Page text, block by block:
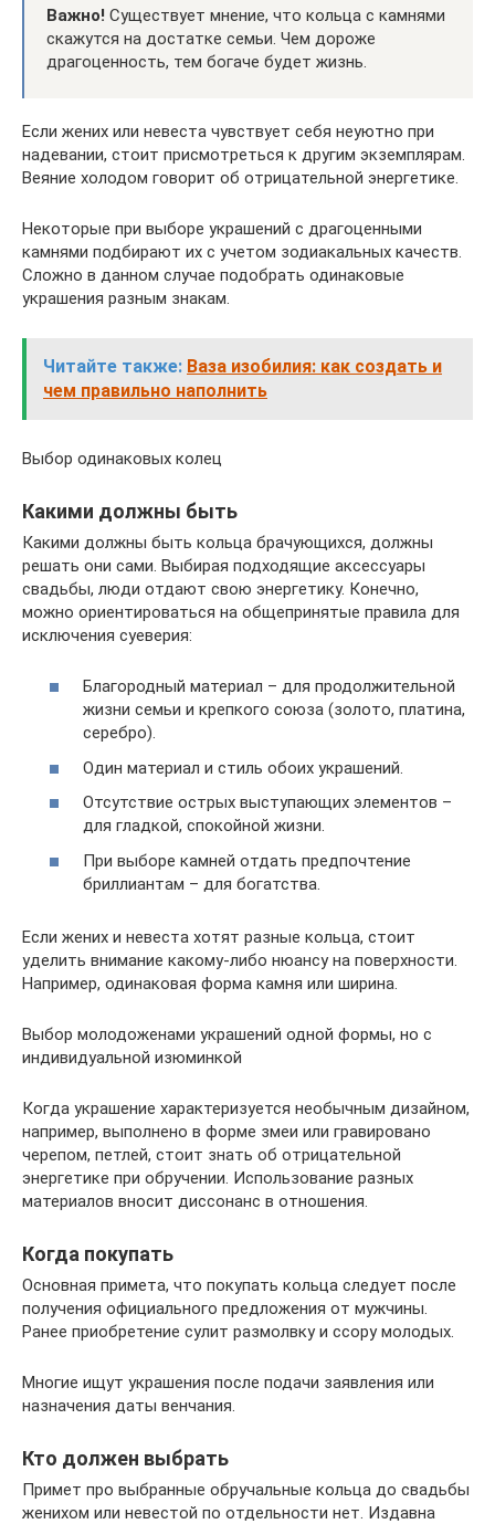
Важно! Существует мнение, что кольца с камнями
скажутся на достатке семьи. Чем дороже
драгоценность, тем богаче будет жизнь.
Если жених или невеста чувствует себя неуютно при
надевании, стоит присмотреться к другим экземплярам.
Веяние холодом говорит об отрицательной энергетике.
Некоторые при выборе украшений с драгоценными
камнями подбирают их с учетом зодиакальных качеств.
Сложно в данном случае подобрать одинаковые
украшения разным знакам.
Читайте также: Ваза изобилия: как создать и
чем правильно наполнить
Выбор одинаковых колец
Какими должны быть
Какими должны быть кольца брачующихся, должны
решать они сами. Выбирая подходящие аксессуары
свадьбы, люди отдают свою энергетику. Конечно,
можно ориентироваться на общепринятые правила для
исключения суеверия:
Благородный материал – для продолжительной
жизни семьи и крепкого союза (золото, платина,
серебро).
Один материал и стиль обоих украшений.
Отсутствие острых выступающих элементов –
для гладкой, спокойной жизни.
При выборе камней отдать предпочтение
бриллиантам – для богатства.
Если жених и невеста хотят разные кольца, стоит
уделить внимание какому-либо нюансу на поверхности.
Например, одинаковая форма камня или ширина.
Выбор молодоженами украшений одной формы, но с
индивидуальной изюминкой
Когда украшение характеризуется необычным дизайном,
например, выполнено в форме змеи или гравировано
черепом, петлей, стоит знать об отрицательной
энергетике при обручении. Использование разных
материалов вносит диссонанс в отношения.
Когда покупать
Основная примета, что покупать кольца следует после
получения официального предложения от мужчины.
Ранее приобретение сулит размолвку и ссору молодых.
Многие ищут украшения после подачи заявления или
назначения даты венчания.
Кто должен выбрать
Примет про выбранные обручальные кольца до свадьбы
женихом или невестой по отдельности нет. Издавна